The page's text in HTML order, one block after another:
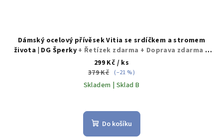
Dámský ocelový přívěsek Vitia se srdíčkem a stromem
života | DG Šperky + Řetízek zdarma + Doprava zdarma +
Dárkové balení zdarma
299 Kč / ks
379 Kč (–21 %)
Skladem | Sklad B
Do košíku